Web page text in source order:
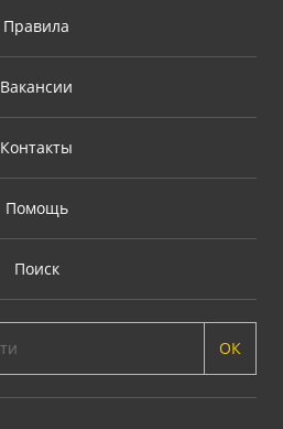
Правила
Вакансии
Контакты
Помощь
Поиск
ОК